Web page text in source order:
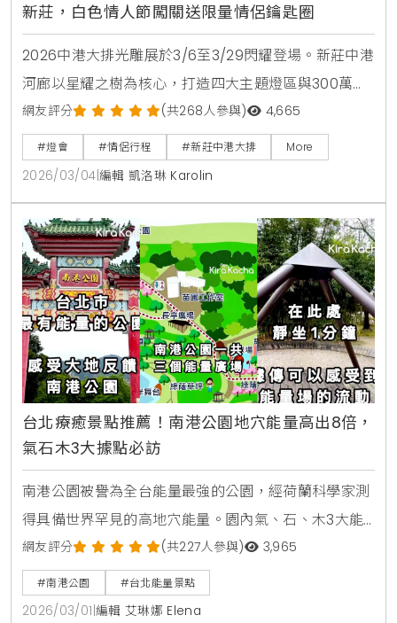
新莊，白色情人節闖關送限量情侶鑰匙圈
2026中港大排光雕展於3/6至3/29閃耀登場。新莊中港
河廊以星耀之樹為核心，打造四大主題燈區與300萬盞
LED夢幻星河。現場更有極地北極熊造景與白色情人節
限量闖關活動，是新北春季必訪的原創生活風格景點。
網友評分 (共268人參與) 4,665
#燈會 #情侶行程 #新莊中港大排 More
2026/03/04 編輯 凱洛琳 Karolin
台北療癒景點推薦！南港公園地穴能量高出8倍，
氣石木3大據點必訪
南港公園被譽為全台能量最強的公園，經荷蘭科學家測
得具備世界罕見的高地穴能量。園內氣、石、木3大能
量點提供優於森林浴的療癒感。本文帶您探索南港公園
交通資訊、能量點分佈與親子設施，體驗台北最神祕的
心靈場域。
網友評分 (共227人參與) 3,965
#南港公園 #台北能量景點
2026/03/01 編輯 艾琳娜 Elena